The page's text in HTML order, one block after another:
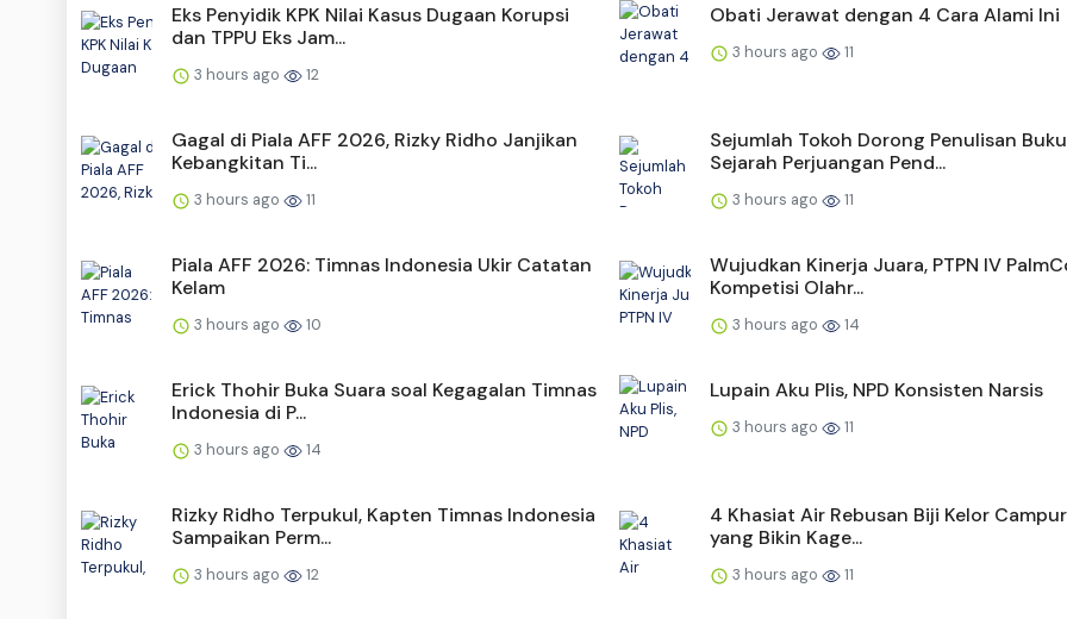
Eks Penyidik KPK Nilai Kasus Dugaan Korupsi
dan TPPU Eks Jam...
3 hours ago 12
Obati Jerawat dengan 4 Cara Alami Ini
3 hours ago 11
Gagal di Piala AFF 2026, Rizky Ridho Janjikan
Kebangkitan Ti...
3 hours ago 11
Sejumlah Tokoh Dorong Penulisan Buku
Sejarah Perjuangan Pend...
3 hours ago 11
Piala AFF 2026: Timnas Indonesia Ukir Catatan
Kelam
3 hours ago 10
Wujudkan Kinerja Juara, PTPN IV
Kompetisi Olahr...
3 hours ago 14
Erick Thohir Buka Suara soal Kegagalan Timnas
Indonesia di P...
3 hours ago 14
Lupain Aku Plis, NPD Konsisten Narsis
3 hours ago 11
Rizky Ridho Terpukul, Kapten Timnas Indonesia
Sampaikan Perm...
3 hours ago 12
4 Khasiat Air Rebusan Biji Kelor
yang Bikin Kage...
3 hours ago 11